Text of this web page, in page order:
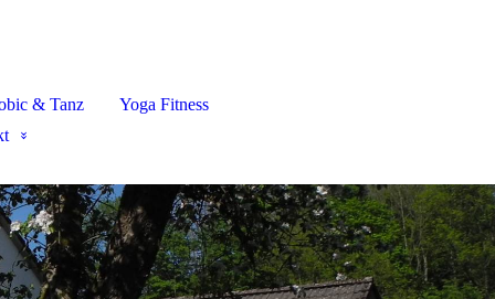
& Tanz
Yoga Fitness